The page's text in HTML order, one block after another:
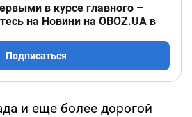
в курсе главного –
на Новини на OBOZ.UA в
Подписаться
и еще более дорогой